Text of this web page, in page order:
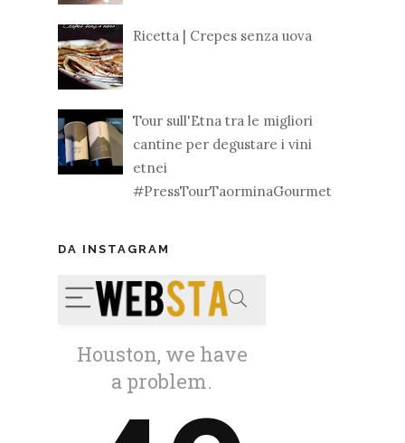
Ricetta | Crepes senza uova
Tour sull'Etna tra le migliori
cantine per degustare i vini
etnei
#PressTourTaorminaGourmet
DA INSTAGRAM